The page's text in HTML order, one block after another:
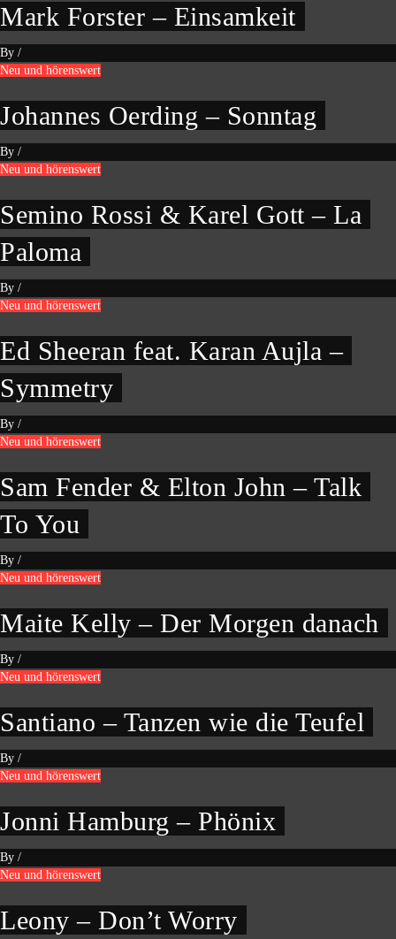
Mark Forster – Einsamkeit
By /
Neu und hörenswert
Johannes Oerding – Sonntag
By /
Neu und hörenswert
Semino Rossi & Karel Gott – La
Paloma
By /
Neu und hörenswert
Ed Sheeran feat. Karan Aujla –
Symmetry
By /
Neu und hörenswert
Sam Fender & Elton John – Talk
To You
By /
Neu und hörenswert
Maite Kelly – Der Morgen danach
By /
Neu und hörenswert
Santiano – Tanzen wie die Teufel
By /
Neu und hörenswert
Jonni Hamburg – Phönix
By /
Neu und hörenswert
Leony – Don’t Worry